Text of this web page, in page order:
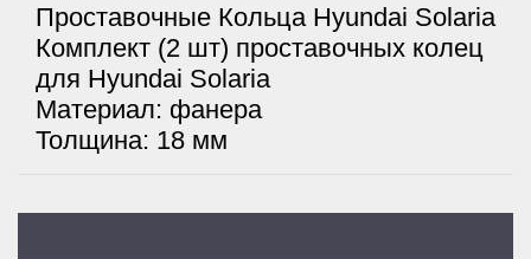
Проставочные Кольца Hyundai Solaria
Комплект (2 шт) проставочных колец
для Hyundai Solaria
Материал: фанера
Толщина: 18 мм